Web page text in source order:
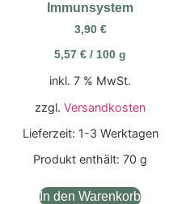
Immunsystem
3,90 €
5,57€ / 100 g
inkl. 7 % MwSt.
zzgl.Versandkosten
Lieferzeit: 1-3 Werktagen
Produkt enthält: 70g
In den Warenkorb